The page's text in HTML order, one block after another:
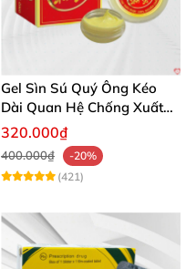
Gel Sìn Sú Quý Ông Kéo
Dài Quan Hệ Chống Xuất
Tinh Sớm
320.000₫
400.000₫
-20%
(421)